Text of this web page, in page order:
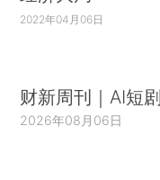
2022年04月06日
财新周刊｜AI短
2026年08月06日